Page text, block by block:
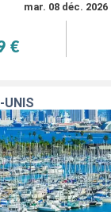
mar. 08 déc. 2026
€
UNIS